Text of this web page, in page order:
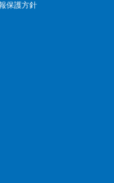
保護方針